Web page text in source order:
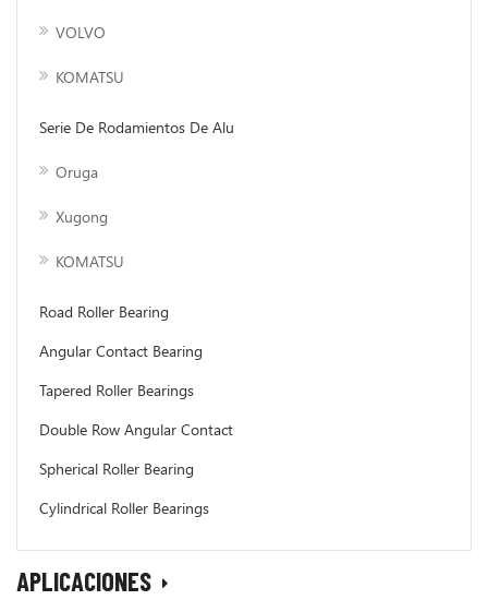
VOLVO
KOMATSU
Serie De Rodamientos De Alumadreja De Motor
Oruga
Xugong
KOMATSU
​Road Roller Bearing
Angular Contact Bearing
Tapered Roller Bearings
Double Row Angular Contact Bearing
Spherical Roller Bearing
Cylindrical Roller Bearings
APLICACIONES